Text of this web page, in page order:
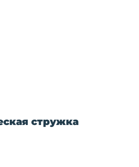
стружка